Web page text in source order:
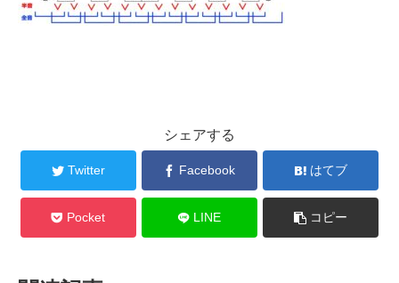
シェアする
Twitter Facebook はてブ
Pocket LINE コピー